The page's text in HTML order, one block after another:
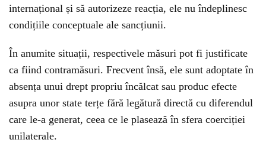
internațional și să autorizeze reacția, ele nu îndeplinesc
condițiile conceptuale ale sancțiunii.
În anumite situații, respectivele măsuri pot fi justificate
ca fiind contramăsuri. Frecvent însă, ele sunt adoptate în
absența unui drept propriu încălcat sau produc efecte
asupra unor state terțe fără legătură directă cu diferendul
care le-a generat, ceea ce le plasează în sfera coerciției
unilaterale.